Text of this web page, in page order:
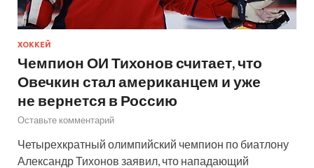
ХОККЕЙ
Чемпион ОИ Тихонов считает, что
Овечкин стал американцем и уже
не вернется в Россию
Оставьте комментарий
Четырехкратный олимпийский чемпион по биатлону
Александр Тихонов заявил, что нападающий